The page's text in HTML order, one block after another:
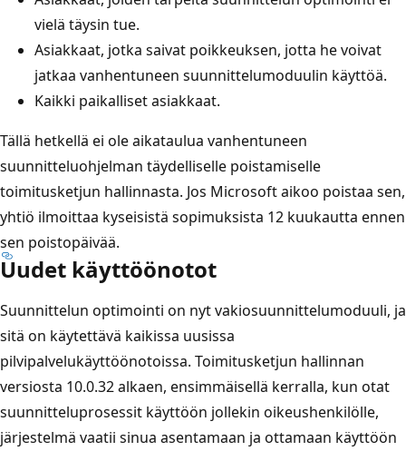
vielä täysin tue.
Asiakkaat, jotka saivat poikkeuksen, jotta he voivat
jatkaa vanhentuneen suunnittelumoduulin käyttöä.
Kaikki paikalliset asiakkaat.
Tällä hetkellä ei ole aikataulua vanhentuneen
suunnitteluohjelman täydelliselle poistamiselle
toimitusketjun hallinnasta. Jos Microsoft aikoo poistaa sen,
yhtiö ilmoittaa kyseisistä sopimuksista 12 kuukautta ennen
sen poistopäivää.
Uudet käyttöönotot
Suunnittelun optimointi on nyt vakiosuunnittelumoduuli, ja
sitä on käytettävä kaikissa uusissa
pilvipalvelukäyttöönotoissa. Toimitusketjun hallinnan
versiosta 10.0.32 alkaen, ensimmäisellä kerralla, kun otat
suunnitteluprosessit käyttöön jollekin oikeushenkilölle,
järjestelmä vaatii sinua asentamaan ja ottamaan käyttöön